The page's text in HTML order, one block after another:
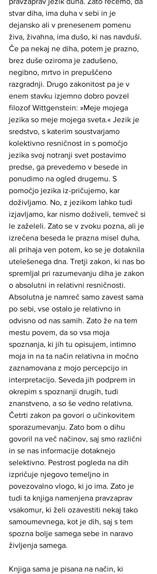
stvar diha, ima duha v sebi in je
dejansko ali v prenesenem pomenu
živa, živahna, ima dušo, ki nas navduši.
Če pa nekaj ne diha, potem je prazno,
brez duše oziroma je zadušeno,
negibno, mrtvo in prepuščeno
razgradnji. Drugo zakonitost pa je v
enem stavku izjemno dobro povzel
filozof Wittgenstein: »Meje mojega
jezika so meje mojega sveta.« Jezik je
sredstvo, s katerim soustvarjamo
kolektivno resničnost in s pomočjo
jezika svoj notranji svet postavimo
predse, ga prevedemo v besede in
ponudimo na ogled drugemu. S
pomočjo jezika iz-pričujemo, kar
doživljamo. No, z jezikom lahko tudi
izjavljamo, kar nismo doživeli, temveč si
le zaželeli. Zato se v zvoku pozna, ali je
izrečena beseda le prazna misel duha,
ali prihaja ven potem, ko se je dotaknila
utelešenega dna. Tretji zakon, ki nas bo
spremljal pri razumevanju diha je zakon
o absolutni in relativni resničnosti.
Absolutna je namreč samo zavest sama
po sebi, vse ostalo je relativno in
odvisno od nas samih. Zato že na tem
mestu povem, da so vsa moja
spoznanja, ki jih tu opisujem, intimno
moja in na ta način relativna in močno
zaznamovana z mojo percepcijo in
interpretacijo. Seveda jih podprem in
okrepim s spoznanji drugih, tudi
znanstveno, a so še vedno relativna.
Četrti zakon pa govori o učinkovitem
sporazumevanju. Zato bom o dihu
govoril na več načinov, saj smo različni
in se nas informacije dotaknejo
selektivno. Pestrost pogleda na dih
izpričuje njegovo temeljno in
povezovalno vlogo, ki jo ima. Zato je
tudi ta knjiga namenjena pravzaprav
vsakomur, ki želi ozavestiti nekaj tako
samoumevnega, kot je dih, saj s tem
spozna bolje samega sebe in naravo
življenja samega.
Knjiga sama je pisana na način, ki